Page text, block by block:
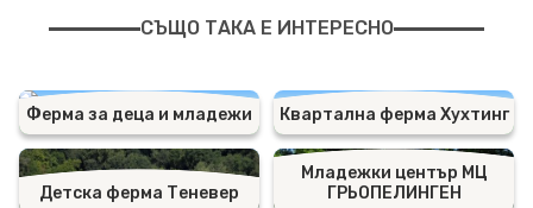
СЪЩО ТАКА Е ИНТЕРЕСНО
Ферма за деца и младежи Квартална ферма Хухтинг
Детска ферма Теневер
Младежки център МЦ
ГРЬОПЕЛИНГЕН